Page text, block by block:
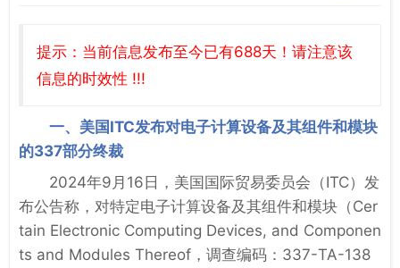
提示：当前信息发布至今已有688天！请注意该
信息的时效性 !!!
一、美国ITC发布对电子计算设备及其组件和模块
的337部分终裁
2024年9月16日，美国国际贸易委员会（ITC）发
布公告称，对特定电子计算设备及其组件和模块（Cer
tain Electronic Computing Devices, and Componen
ts and Modules Thereof，调查编码：337-TA-138